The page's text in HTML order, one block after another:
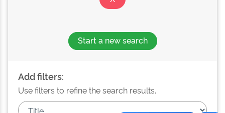
Start a new search
Add filters:
Use filters to refine the search results.